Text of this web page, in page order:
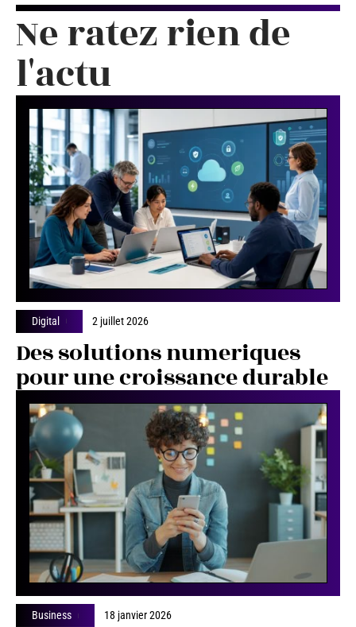
Ne ratez rien de
l'actu
Digital 2 juillet 2026
Des solutions numeriques
pour une croissance durable
Business 18 janvier 2026